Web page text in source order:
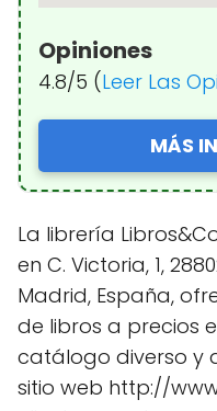
Opiniones
4.8/5 (Leer Las
MÁS
La librería
en C. Victoria, 1,
Madrid, España,
de libros a precios
catálogo diverso y
sitio web http://